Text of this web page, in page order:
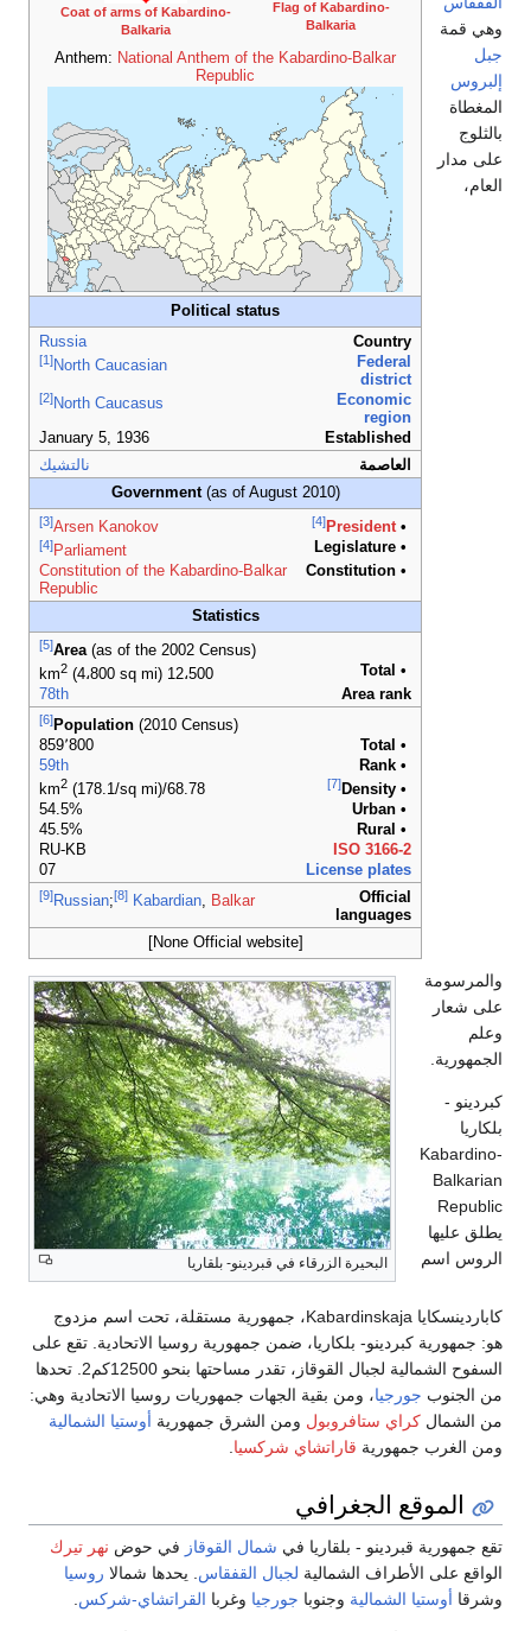
Flag of Kabardino-
Coat of arms of Kabardino-
Anthem:National Anthem of the Kabardino-Balkar
Political status
North Caucasian
[1]
Economic
North Caucasus
[2]
Established
January 5, 1936
Government(as of August 2010)
President
[4]
Arsen Kanokov
[3]
Parliament
[4]
Constitution of the Kabardino-Balkar
Statistics
Area(as of the 2002 Census)
[5]
2(4،800 sq mi)
Area rank
Population(2010 Census)
[6]
2(178.1/sq mi)
ISO 3166-2
License plates
languages
Russian; [8] Kabardian
[9]
البحيرة الزرقاء في قبردينو- بلقاريا
اسم
كاباردينسكايا Kabardinskaja، جمهورية مستقلة، تحت اسم مزدوج
كبردينو- بلكاريا، ضمن جمهورية روسيا الاتحادية. تقع على
السفوح الشمالية لجبال القوقاز، تقدر مساحتها بنحو 12500كم2. تحدها
جورجيا، ومن بقية الجهات جمهوريات روسيا الاتحادية وهي:
كراي ستافروبولومن الشرق جمهورية أوستيا الشمالية
جمهورية قاراتشاي شركسيا
الموقع الجغرافي
قبردينو - بلقاريا فيشمال القوقازفي حوضنهر تيرك
على الأطراف الشمالية لجبال القفقاس . يحدها شمالاروسيا
أوستيا الشمالية وجنوباجورجياوغرباالقراتشاي-شركس.